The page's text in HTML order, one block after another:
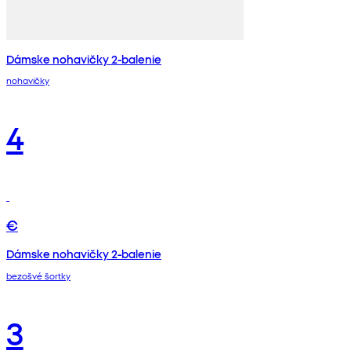
Dámske nohavičky 2-balenie
nohavičky
4
€
Dámske nohavičky 2-balenie
bezošvé šortky
3